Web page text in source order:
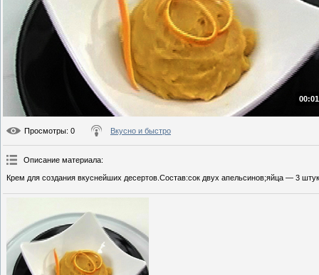
Просмотры: 0 Вкусно и быстро
Описание материала:
Крем для создания вкуснейших десертов.Состав:сок двух апельсинов;яйца — 3